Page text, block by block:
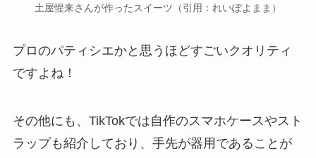
土屋惺来さんが作ったスイーツ（引用：れいぽよまま）
プロのパティシエかと思うほどすごいクオリティ
ですよね！
その他にも、TikTokでは自作のスマホケースやスト
ラップも紹介しており、手先が器用であることが